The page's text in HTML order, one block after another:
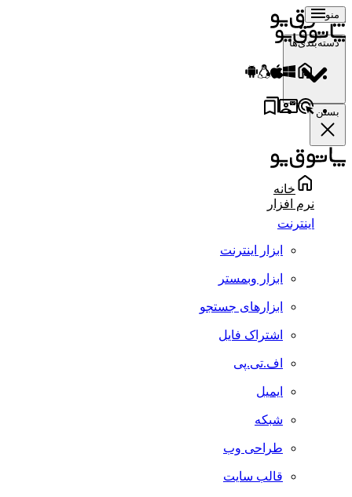
منو
دسته‌بندی‌ها
بستن
خانه
نرم افزار
اینترنت
ابزار اینترنت
ابزار وبمستر
ابزارهای جستجو
اشتراک فایل
اف.تی.پی
ایمیل
شبکه
طراحی وب
قالب سایت